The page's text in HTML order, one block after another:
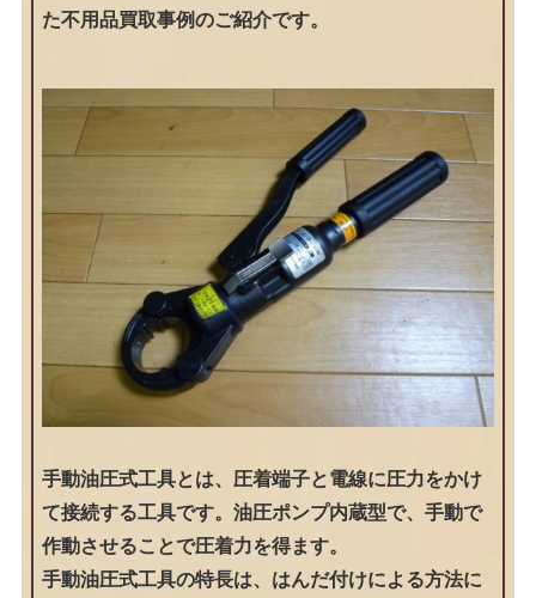
た不用品買取事例のご紹介です。
手動油圧式工具とは、圧着端子と電線に圧力をかけ
て接続する工具です。油圧ポンプ内蔵型で、手動で
作動させることで圧着力を得ます。
手動油圧式工具の特長は、はんだ付けによる方法に